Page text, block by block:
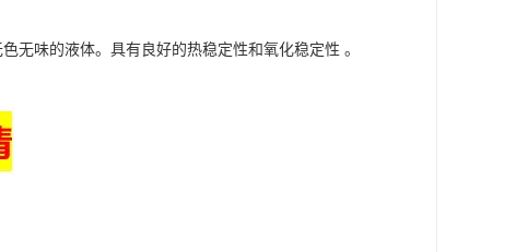
无味的液体。具有良好的热稳定性和氧化稳定性 。